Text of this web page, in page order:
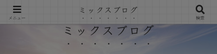
ミックスブログ
メニュー
ミックスブログ
検索